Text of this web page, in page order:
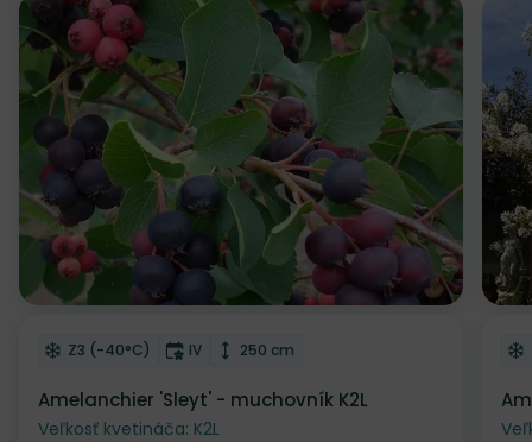
Odober do zoznamu želaní
Mrazuvzdornosť
Z3 (-40°C) Doba kvitnutia
IV Výška rastliny
250 cm
Amelanchier 'Sleyt' - muchovník K2L
Veľkosť kvetináča: K2L